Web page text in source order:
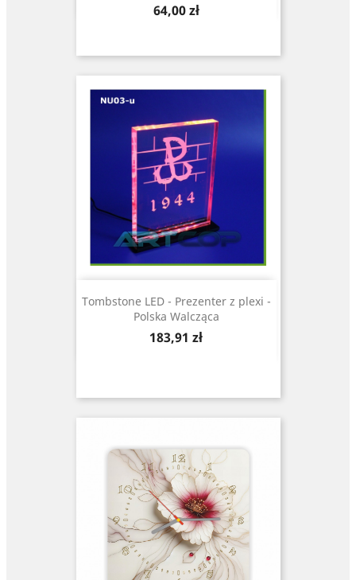
Cena
64,00 zł
Tombstone LED - Prezenter z plexi -
Polska Walcząca
Cena
183,91 zł